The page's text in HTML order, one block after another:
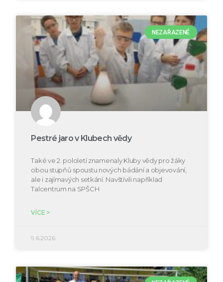
NEZAŘAZENÉ
Pestré jaro v Klubech vědy
Také ve 2. pololetí znamenaly Kluby vědy pro žáky
obou stupňů spoustu nových bádání a objevování,
ale i zajímavých setkání. Navštívili například
Talcentrum na SPŠCH
VÍCE >
9.6.2026